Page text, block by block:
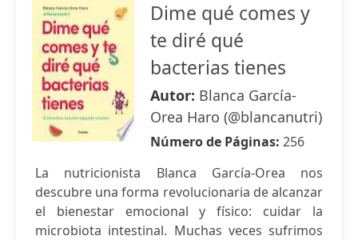
Dime qué comes y
te diré qué
bacterias tienes
Autor: Blanca García-
Orea Haro (@blancanutri)
Número de Páginas: 256
La nutricionista Blanca García-Orea nos
descubre una forma revolucionaria de alcanzar
el bienestar emocional y físico: cuidar la
microbiota intestinal. Muchas veces sufrimos